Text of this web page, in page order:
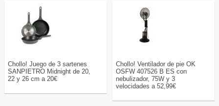
Chollo! Juego de 3 sartenes
SANPIETRO Midnight de 20,
22 y 26 cm a 20€
Chollo! Ventilador de pie OK
OSFW 407526 B ES con
nebulizador, 75W y 3
velocidades a 52,99€